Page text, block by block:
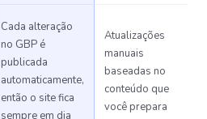
Cada alteração
no GBP é
publicada
automaticamente,
então o site fica
sempre em dia
Atualizações
manuais
baseadas no
conteúdo que
você prepara